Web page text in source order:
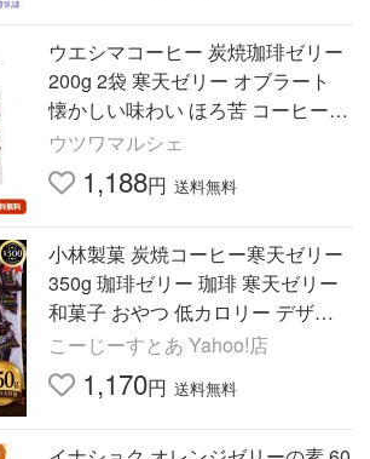
ウエシマコーヒー 炭焼珈琲ゼリー
200g 2袋 寒天ゼリー オブラート
懐かしい味わい ほろ苦 コーヒーゼ
リー 父の日 爆買い
ウツワマルシェ
1,188円 送料無料
小林製菓 炭焼コーヒー寒天ゼリー
350g 珈琲ゼリー 珈琲 寒天ゼリー
和菓子 おやつ 低カロリー デザー
ト 夏スイーツ 大容量 まとめ買い
こーじーすとあ Yahoo!店
1,170円 送料無料